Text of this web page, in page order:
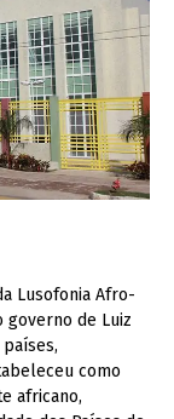
Lusofonia Afro-
governo de Luiz
como
africano,